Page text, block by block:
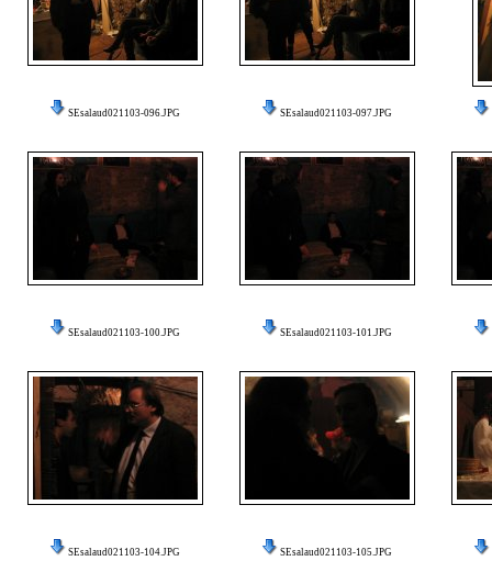
SEsalaud021103-096.JPG SEsalaud021103-097.JPG
SEsalaud021103-100.JPG SEsalaud021103-101.JPG
SEsalaud021103-104.JPG SEsalaud021103-105.JPG